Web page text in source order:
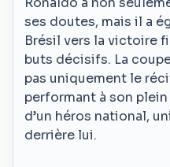
ses doutes, mais il a
Brésil vers la victoire
buts décisifs. La
pas uniquement le
performant à son
d’un héros national,
derrière lui.